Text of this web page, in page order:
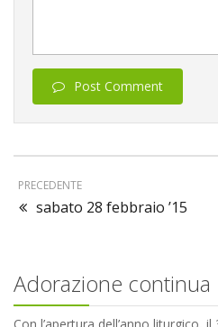
Post Comment
PRECEDENTE
sabato 28 febbraio ’15
Adorazione continua